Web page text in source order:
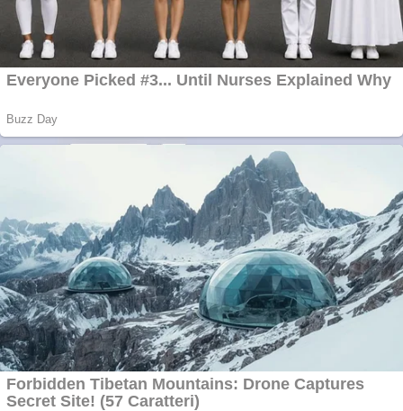
siteul tau
Creez aplicatie
Anuntul tau apare in
mai multe ziare
online
Apartamente 2
camere